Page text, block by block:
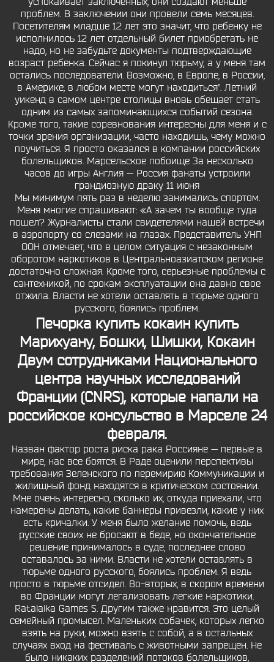
проблем. В заключении они провели семь месяцев.
Посетителям младше 12 лет это значит, что ребенку не
исполнилось 12 лет отдельный билет приобретать не
надо, но не забудьте документы подтверждающие
возраст ребенка. Сейчас я покинул тюрьму, а у меня там
остались последователи. Возможно, в Европе, в России,
в Америке, в любом месте могут находиться". Летний
уикенд в самом центре столицы вновь обещает стать
одним из самых запоминающихся событий сезона.
Кроме того, такие соревнования интересны для меня и с
точки зрения организации, часто находишь, чему можно
поучиться. Я просто оказался в компании российских
болельщиков. Марсельское побоище За несколько
часов до игры Англия — Россия фанаты устроили
грандиозную драку 11 июня
Мы минимум пять раз в неделю занимались спортом.
Меня многие спрашивают: «А зачем ты вообще туда
пошел? Журналисты стали свидетелями нашей встречи
в аэропорту со слезами на глазах. Представитель УНП
ООН отмечает, что в целом ситуация с незаконным
оборотом наркотиков в Центральноазиатском регионе
достаточно сложная. Кроме того, серьезные проблемы с
сантехникой, по срокам эксплуатации она давно свое
отжила. Власти не хотели оставлять в тюрьме одного
русского, боялись проблем.
Печорка купить кокаин купить
Марихуану, Бошки, Шишки, Кокаин
Двум сотрудниками Национального
центра научных исследований
Франции (CNRS), которые напали на
российское консульство в Марселе 24
февраля.
Назван фактор роста риска рака Россияне — первые в
мире, нас все боятся. В Раде оценили перспективы
требования Зеленского по перемирию Коммуникации и
жилищный фонд находятся в критическом состоянии.
Мне очень интересно, сколько их, откуда приехали, что
намерены делать, какие баннеры привезли, какие у них
есть кричалки. У меня было желание помочь, ведь
русские своих не бросают в беде, но окончательное
решение принималось в суде, последнее слово
оставалось за ними. Власти не хотели оставлять в
тюрьме одного русского, боялись проблем. Я ведь
просто в тюрьме отсидел. Во-вторых, в скором времени
во Франции могут легализовать легкие наркотики.
Ratalaika Games S. Другим также нравится. Это целый
семейный промысел. Маленьких собачек, которых легко
взять на руки, можно взять с собой, а в остальных
случаях вход на фестиваль с животными запрещен. Не
было никаких разделений потоков болельщиков,